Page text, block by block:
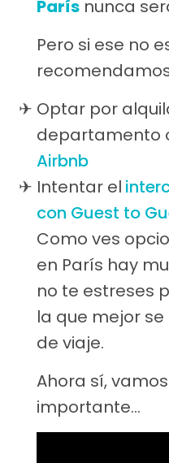
París nunca
Pero si ese no
Optar por
departamento
Airbnb
Intentar el
con Guest to
Como ves
en París hay
no te estreses
la que mejor
de viaje.
Ahora sí,
importante…